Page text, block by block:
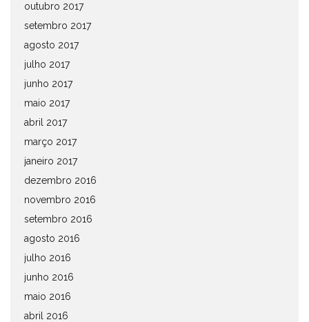
outubro 2017
setembro 2017
agosto 2017
julho 2017
junho 2017
maio 2017
abril 2017
março 2017
janeiro 2017
dezembro 2016
novembro 2016
setembro 2016
agosto 2016
julho 2016
junho 2016
maio 2016
abril 2016